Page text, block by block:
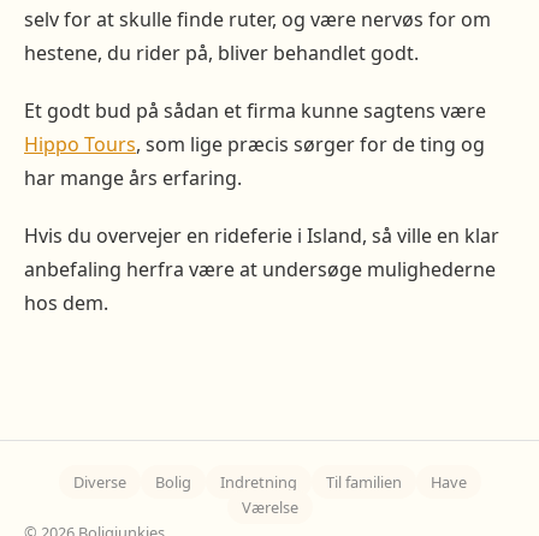
selv for at skulle finde ruter, og være nervøs for om
hestene, du rider på, bliver behandlet godt.
Et godt bud på sådan et firma kunne sagtens være
Hippo Tours, som lige præcis sørger for de ting og
har mange års erfaring.
Hvis du overvejer en rideferie i Island, så ville en klar
anbefaling herfra være at undersøge mulighederne
hos dem.
Diverse Bolig Indretning Til familien
Have
Værelse